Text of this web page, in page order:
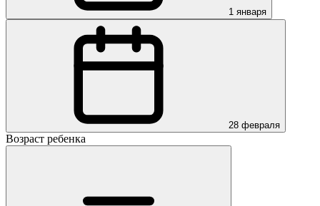
1 января
28 февраля
Возраст ребенка